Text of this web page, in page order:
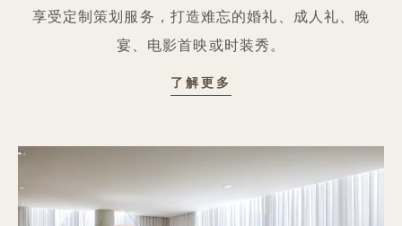
享受定制策划服务，打造难忘的婚礼、成人礼、晚
宴、电影首映或时装秀。
了解更多